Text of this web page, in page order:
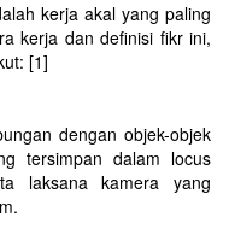
kerja akal yang paling
kerja dan definisi fikr ini,
[1]
dengan objek-objek
tersimpan dalam locus
laksana kamera yang